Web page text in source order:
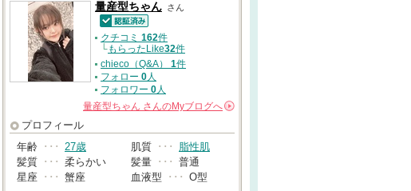
量産型ちゃん さん
認証済
クチコミ 162件
└もらったLike32件
chieco（Q&A） 1件
フォロー 0人
フォロワー 0人
量産型ちゃん さんのMyブログへ
プロフィール
年齢 ･･･ 27歳 肌質 ･･･
脂性肌
髪質 ･･･ 柔らかい 髪量 ･･･ 普通
星座 ･･･ 蟹座 血液型 ･･･ O型